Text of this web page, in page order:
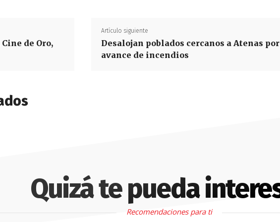
de Oro,
Artículo siguiente
Desalojan poblados cercanos a Atenas por
avance de incendios
Quizá te pueda
Recomendaciones para ti